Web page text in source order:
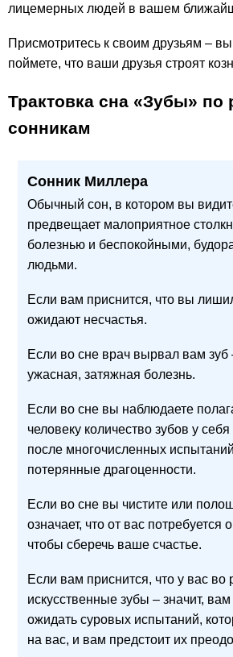
лицемерных людей в вашем
Присмотритесь к своим друзьям – вы
поймете, что ваши друзья строят
Трактовка сна «Зубы» по
сонникам
Сонник Миллера
Обычный сон, в котором вы
предвещает малоприятное
болезнью и беспокойными,
людьми.
Если вам приснится, что вы
ожидают несчастья.
Если во сне врач вырвал вам зуб
ужасная, затяжная болезнь.
Если во сне вы наблюдаете
человеку количество зубов у себя
после многочисленных
потерянные драгоценности.
Если во сне вы чистите или
означает, что от вас потребуется
чтобы сберечь ваше счастье.
Если вам приснится, что у вас во
искусственные зубы – значит, вам
ожидать суровых испытаний,
на вас, и вам предстоит их